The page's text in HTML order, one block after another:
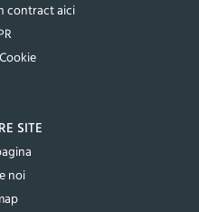
contract aici
SITE
noi